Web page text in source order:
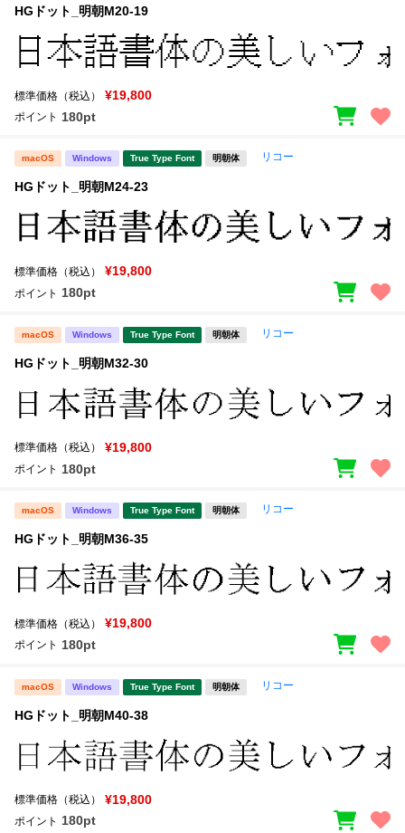
HGドット_明朝M20-19
標準価格（税込） ¥19,800
ポイント 180pt
macOS Windows True Type Font 明朝体 リコー
HGドット_明朝M24-23
標準価格（税込） ¥19,800
ポイント 180pt
macOS Windows True Type Font 明朝体 リコー
HGドット_明朝M32-30
標準価格（税込） ¥19,800
ポイント 180pt
macOS Windows True Type Font 明朝体 リコー
HGドット_明朝M36-35
標準価格（税込） ¥19,800
ポイント 180pt
macOS Windows True Type Font 明朝体 リコー
HGドット_明朝M40-38
標準価格（税込） ¥19,800
ポイント 180pt